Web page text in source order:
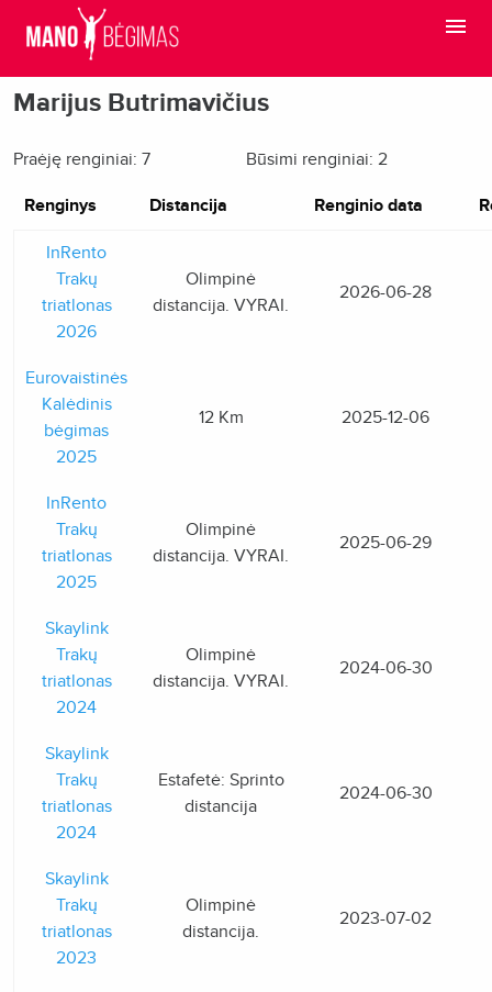
Marijus Butrimavičius
Praėję renginiai: 7 Būsimi renginiai: 2
Renginys Distancija Renginio data
InRento
Trakų
triatlonas
2026
Olimpinė
distancija. VYRAI.
2026-06-28
Eurovaistinės
Kalėdinis
bėgimas
2025
12 Km 2025-12-06
InRento
Trakų
triatlonas
2025
Olimpinė
distancija. VYRAI.
2025-06-29
Skaylink
Trakų
triatlonas
2024
Olimpinė
distancija. VYRAI.
2024-06-30
Skaylink
Trakų
triatlonas
2024
Estafetė: Sprinto
distancija
2024-06-30
Skaylink
Trakų
triatlonas
2023
Olimpinė
distancija.
2023-07-02